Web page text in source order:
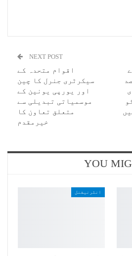
2فیصد
NEXT POST
اقوام متحدہ کے
سیکرٹری جنرل کا چین
اور یورپی یونین کے
موسمیاتی تبدیلی سے
متعلق تعاون کا
خیرمقدم
YOU
انٹرنیشنل